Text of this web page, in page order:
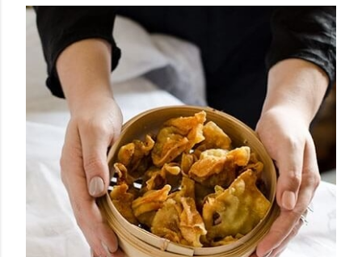
sabroso, con ese toque tostado y crujiente que tanto nos
satisface. Estas alubias crujientes al horno van a cambiar
por completo tu forma de ver las legumbres. Olvídate de
asociar las alubias únicamente a los guisos tradicionales y
copiosos de invierno. Con esta receta simple pero
revolucionaria, transformaremos un ingrediente tan
humilde como la alubia de La Bañeza en un snack ligero,
dorado, cargado de proteína y 100% natural. Es el
sustituto perfecto a los frutos se...